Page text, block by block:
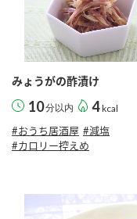
スープ
クイック調味料
ふりかけ
炊き込みご飯の
味ぽん
ぽん酢
かおりの蔵
つゆ
鍋なび
納豆のサイト
三ツ判山吹
企業理念
ミツカン
ミツカンを知る
環境への
水の文
採用情報
ニュースリリース
お客様相談セン
お客様の声をいかしま
みょうがの酢漬け
10分以内 4 kcal
#おうち居酒屋 #減塩
#カロリー控えめ